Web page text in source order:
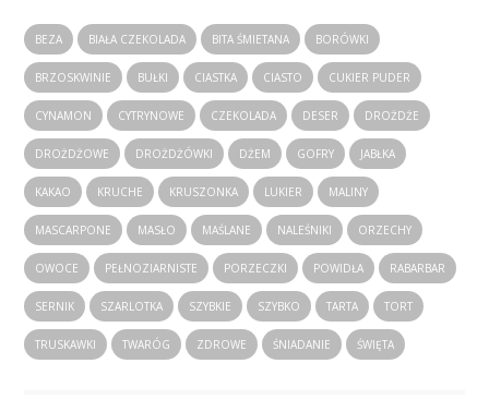
BEZA BIAŁA CZEKOLADA BITA ŚMIETANA BORÓWKI
BRZOSKWINIE BUŁKI CIASTKA CIASTO CUKIER PUDER
CYNAMON CYTRYNOWE CZEKOLADA DESER DROŻDŻE
DROŻDŻOWE DROŻDŻÓWKI DŻEM GOFRY JABŁKA
KAKAO KRUCHE KRUSZONKA LUKIER MALINY
MASCARPONE MASŁO MAŚLANE NALEŚNIKI ORZECHY
OWOCE PEŁNOZIARNISTE PORZECZKI POWIDŁA RABARBAR
SERNIK SZARLOTKA SZYBKIE SZYBKO TARTA TORT
TRUSKAWKI TWARÓG ZDROWE ŚNIADANIE ŚWIĘTA